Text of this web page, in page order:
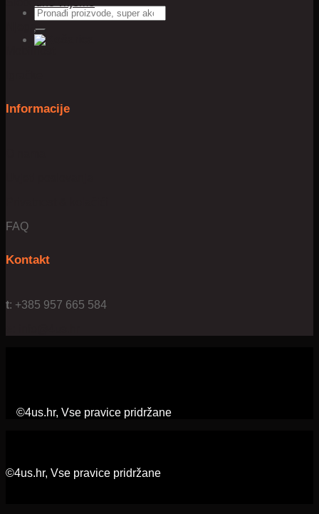
Pretraži:
Njega
Informacije
FAQ
Kontakt
t: +385 957 665 584
©4us.hr, Vse pravice pridržane
©4us.hr, Vse pravice pridržane